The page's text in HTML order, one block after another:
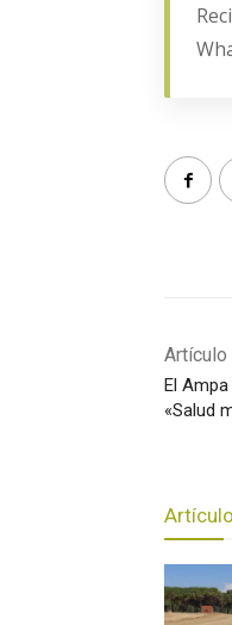
Artículo
El
«Salud